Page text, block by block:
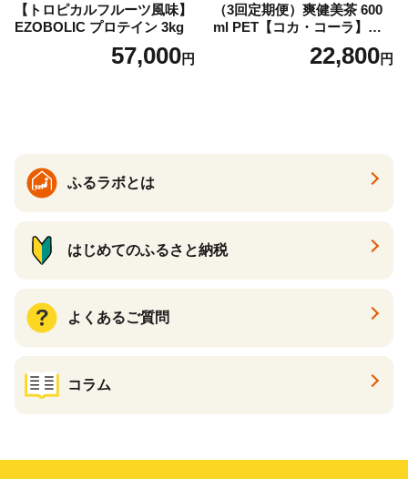
【トロピカルフルーツ風味】
EZOBOLIC プロテイン 3kg
57,000円
（3回定期便）爽健美茶 600
ml PET【コカ・コーラ】ペ
ットボトル 1ケース(24本) 定
期便 3回(72本) セット お茶
22,800円
ふるラボとは
はじめてのふるさと納税
よくあるご質問
コラム